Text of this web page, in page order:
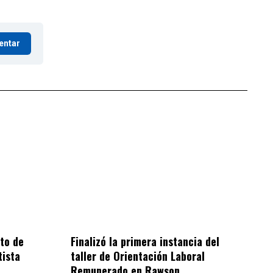
de
Finalizó la primera instancia del
taller de Orientación Laboral